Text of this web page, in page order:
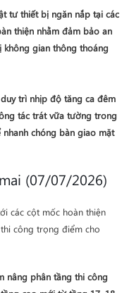
tư thiết bị ngăn nắp tại các
thiện nhằm đảm bảo an
gian thông thoáng
trì nhịp độ tăng ca đêm
tác trát vữa tường trong
nhanh chóng bàn giao mặt
(07/07/2026)
các cột mốc hoàn thiện
công trọng điểm cho
nâng phân tầng thi công